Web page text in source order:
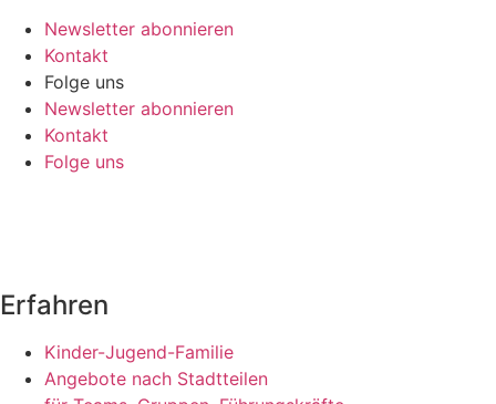
Newsletter abonnieren
Kontakt
Folge uns
Newsletter abonnieren
Kontakt
Folge uns
Erfahren
Kinder-Jugend-Familie
Angebote nach Stadtteilen